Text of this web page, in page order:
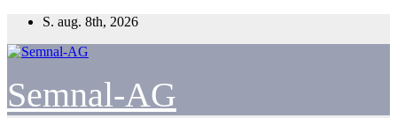
Skip
content
S. aug. 8th, 2026
Semnal-AG